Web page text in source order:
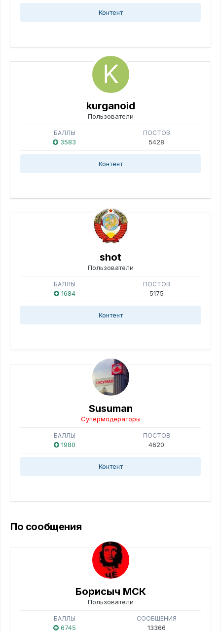
Контент
kurganoid
Пользователи
БАЛЛЫ
3583
ПОСТОВ
5428
Контент
shot
Пользователи
БАЛЛЫ
1684
ПОСТОВ
5175
Контент
Susuman
Супермодераторы
БАЛЛЫ
1980
ПОСТОВ
4620
Контент
По сообщения
Борисыч МСК
Пользователи
БАЛЛЫ
6745
СООБЩЕНИЯ
13366